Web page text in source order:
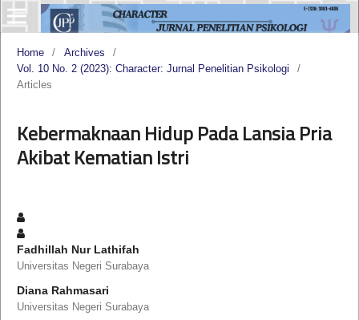
Home / Archives
/
Vol. 10 No. 2 (2023): Character: Jurnal Penelitian Psikologi
/
Articles
Kebermaknaan Hidup Pada Lansia Pria
Akibat Kematian Istri
Fadhillah Nur Lathifah
Universitas Negeri Surabaya
Diana Rahmasari
Universitas Negeri Surabaya